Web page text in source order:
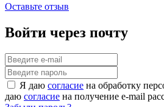
Оставьте отзыв
Войти через почту
Я даю согласие на обработку
даю согласие на получение e-mail